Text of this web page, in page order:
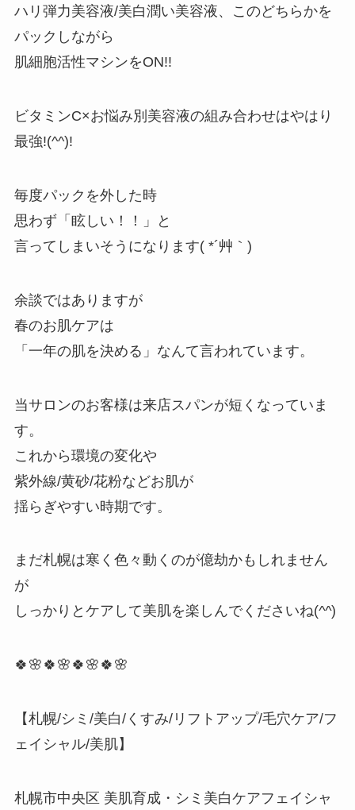
ハリ弾力美容液/美白潤い美容液、このどちらかを
パックしながら
肌細胞活性マシンをON!!
ビタミンC×お悩み別美容液の組み合わせはやはり
最強!(^^)!
毎度パックを外した時
思わず「眩しい！！」と
言ってしまいそうになります( *´艸｀)
余談ではありますが
春のお肌ケアは
「一年の肌を決める」なんて言われています。
当サロンのお客様は来店スパンが短くなっていま
す。
これから環境の変化や
紫外線/黄砂/花粉などお肌が
揺らぎやすい時期です。
まだ札幌は寒く色々動くのが億劫かもしれません
が
しっかりとケアして美肌を楽しんでくださいね(^^)
🍀🌸🍀🌸🍀🌸🍀🌸
【札幌/シミ/美白/くすみ/リフトアップ/毛穴ケア/フ
ェイシャル/美肌】
札幌市中央区 美肌育成・シミ美白ケアフェイシャ